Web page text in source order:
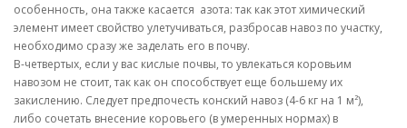
особенность, она также касается азота: так как этот химический
элемент имеет свойство улетучиваться, разбросав навоз по участку,
необходимо сразу же заделать его в почву.
В-четвертых, если у вас кислые почвы, то увлекаться коровьим
навозом не стоит, так как он способствует еще большему их
закислению. Следует предпочесть конский навоз (4-6 кг на 1 м²),
либо сочетать внесение коровьего (в умеренных нормах) в